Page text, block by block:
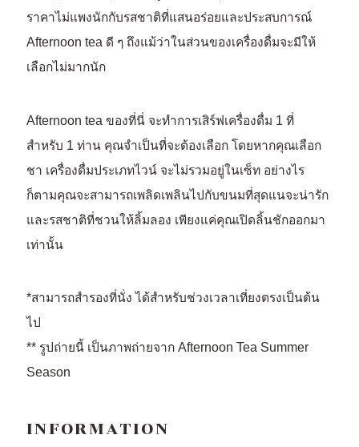
ราคาไม่แพงนักกับรสชาติที่แสนอร่อยและประสบการณ์
Afternoon tea ดี ๆ ถึงแม้ว่าในส่วนของเครื่องดื่มจะมีให้
เลือกไม่มากนัก
Afternoon tea ของที่นี่ จะทำการเสิร์ฟเครื่องดื่ม 1 ที่
สำหรับ 1 ท่าน คุณจำเป็นที่จะต้องเลือก โดยหากคุณเลือก
ชา เครื่องดื่มประเภทไวน์ จะไม่รวมอยู่ในเซ็ท อย่างไร
ก็ตามคุณจะสามารถเพลิดเพลินไปกับขนมที่สุดแนจะน่ารัก
และรสชาติที่ชวนให้ลิ้มลอง เพียงแค่คุณเปิดลิ้นชักออกมา
เท่านั้น
*สามารถสำรองที่นั่ง ได้สำหรับช่วงเวลาเที่ยงตรงเป็นต้น
ไป
** รูปถ่ายนี้ เป็นภาพถ่ายจาก Afternoon Tea Summer
Season
INFORMATION